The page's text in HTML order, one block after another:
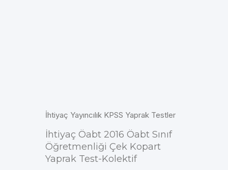
İhtiyaç Yayıncılık KPSS Yaprak Testler
İhtiyaç Öabt 2016 Öabt Sınıf
Öğretmenliği Çek Kopart
Yaprak Test-Kolektif